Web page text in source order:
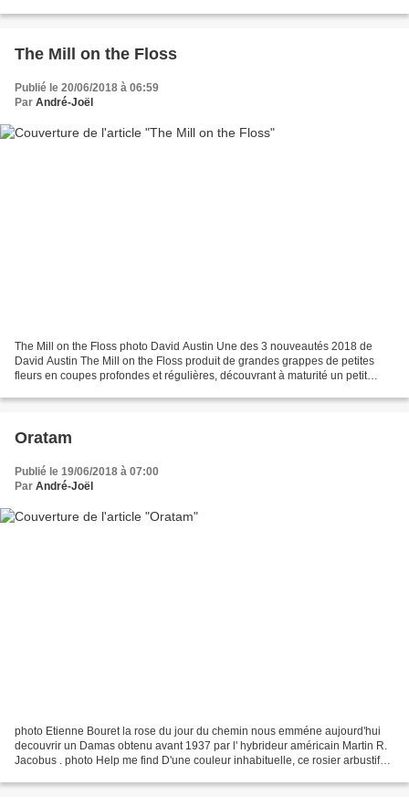
The Mill on the Floss
Publié le 20/06/2018 à 06:59
Par André-Joël
The Mill on the Floss photo David Austin Une des 3 nouveautés 2018 de
David Austin The Mill on the Floss produit de grandes grappes de petites
fleurs en coupes profondes et régulières, découvrant à maturité un petit
Oratam
Publié le 19/06/2018 à 07:00
Par André-Joël
photo Etienne Bouret la rose du jour du chemin nous emméne aujourd'hui
decouvrir un Damas obtenu avant 1937 par l' hybrideur américain Martin R.
Jacobus . photo Help me find D'une couleur inhabituelle, ce rosier arbustif